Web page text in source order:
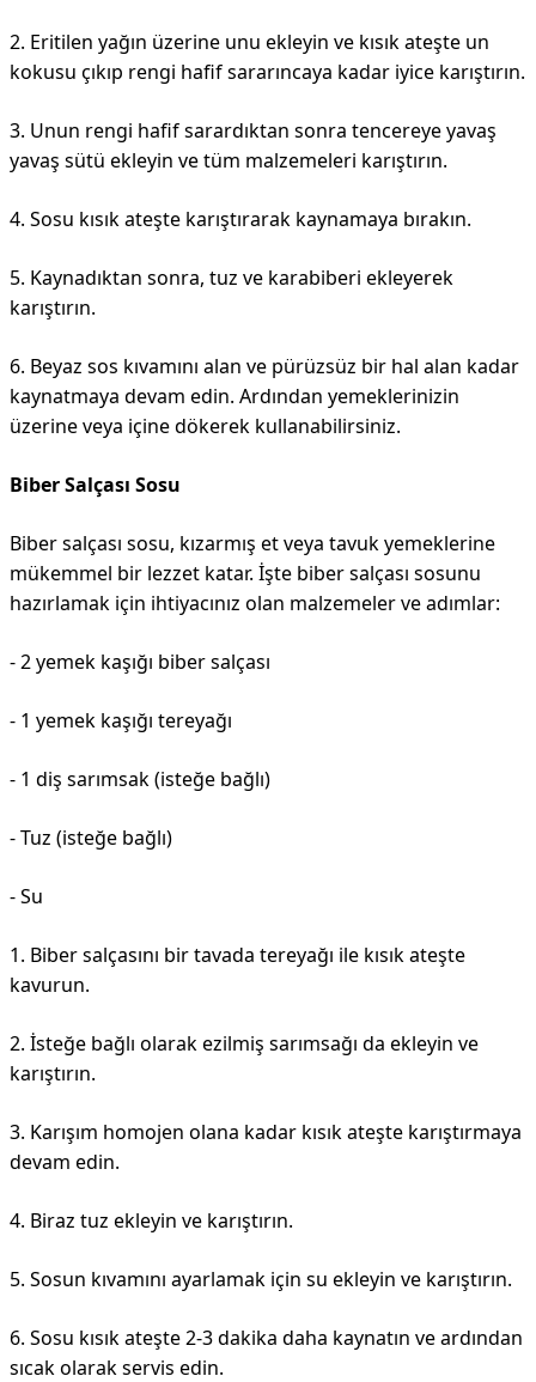
2. Eritilen yağın üzerine unu ekleyin ve kısık ateşte un
kokusu çıkıp rengi hafif sararıncaya kadar iyice karıştırın.
3. Unun rengi hafif sarardıktan sonra tencereye yavaş
yavaş sütü ekleyin ve tüm malzemeleri karıştırın.
4. Sosu kısık ateşte karıştırarak kaynamaya bırakın.
5. Kaynadıktan sonra, tuz ve karabiberi ekleyerek
karıştırın.
6. Beyaz sos kıvamını alan ve pürüzsüz bir hal alan kadar
kaynatmaya devam edin. Ardından yemeklerinizin
üzerine veya içine dökerek kullanabilirsiniz.
Biber Salçası Sosu
Biber salçası sosu, kızarmış et veya tavuk yemeklerine
mükemmel bir lezzet katar. İşte biber salçası sosunu
hazırlamak için ihtiyacınız olan malzemeler ve adımlar:
- 2 yemek kaşığı biber salçası
- 1 yemek kaşığı tereyağı
- 1 diş sarımsak (isteğe bağlı)
- Tuz (isteğe bağlı)
- Su
1. Biber salçasını bir tavada tereyağı ile kısık ateşte
kavurun.
2. İsteğe bağlı olarak ezilmiş sarımsağı da ekleyin ve
karıştırın.
3. Karışım homojen olana kadar kısık ateşte karıştırmaya
devam edin.
4. Biraz tuz ekleyin ve karıştırın.
5. Sosun kıvamını ayarlamak için su ekleyin ve karıştırın.
6. Sosu kısık ateşte 2-3 dakika daha kaynatın ve ardından
sıcak olarak servis edin.